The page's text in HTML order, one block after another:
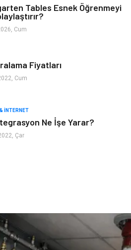
Anne & Çocuk
Gayrimenkul
Aksesuar
diş sağlığı
Tables Esnek Öğrenmeyi
Cum
Fiyatları
Cum
İNTERNET
Ne İşe Yarar?
Çar